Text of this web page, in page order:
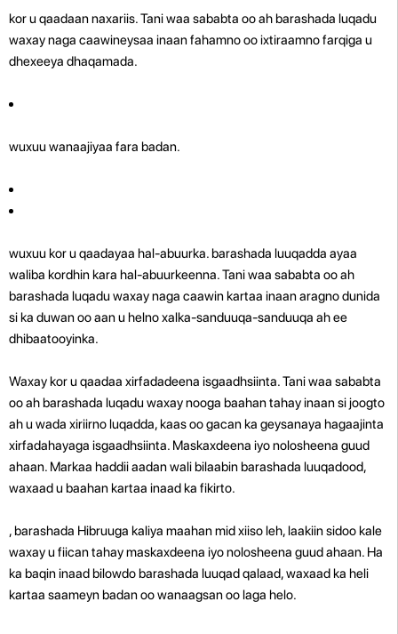
kor u qaadaan naxariis. Tani waa sababta oo ah barashada luqadu
waxay naga caawineysaa inaan fahamno oo ixtiraamno farqiga u
dhexeeya dhaqamada.
wuxuu wanaajiyaa fara badan.
wuxuu kor u qaadayaa hal-abuurka.barashada luuqadda ayaa
waliba kordhin kara hal-abuurkeenna. Tani waa sababta oo ah
barashada luqadu waxay naga caawin kartaa inaan aragno dunida
si ka duwan oo aan u helno xalka-sanduuqa-sanduuqa ah ee
dhibaatooyinka.
Waxay kor u qaadaa xirfadadeena isgaadhsiinta. Tani waa sababta
oo ah barashada luqadu waxay nooga baahan tahay inaan si joogto
ah u wada xiriirno luqadda, kaas oo gacan ka geysanaya hagaajinta
xirfadahayaga isgaadhsiinta. Maskaxdeena iyo nolosheena guud
ahaan. Markaa haddii aadan wali bilaabin barashada luuqadood,
waxaad u baahan kartaa inaad ka fikirto.
, barashada Hibruuga kaliya maahan mid xiiso leh, laakiin sidoo kale
waxay u fiican tahay maskaxdeena iyo nolosheena guud ahaan. Ha
ka baqin inaad bilowdo barashada luuqad qalaad, waxaad ka heli
kartaa saameyn badan oo wanaagsan oo laga helo.